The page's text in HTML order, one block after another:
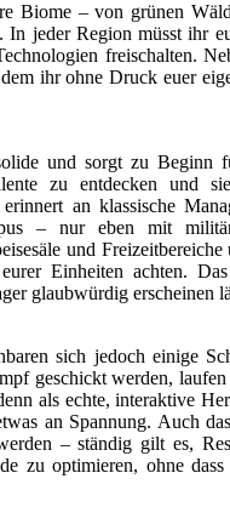
Biome – von grünen
In jeder Region müsst ihr
freischalten.
ihr ohne Druck euer
und sorgt zu Beginn
zu entdecken und
an klassische
– nur eben mit
und
Einheiten achten.
glaubwürdig erscheinen
sich jedoch einige
geschickt werden,
als echte, interaktive
an Spannung. Auch
– ständig gilt es,
zu optimieren, ohne